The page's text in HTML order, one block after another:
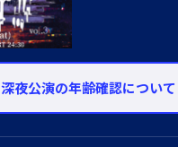
深夜公演の年齢確認について